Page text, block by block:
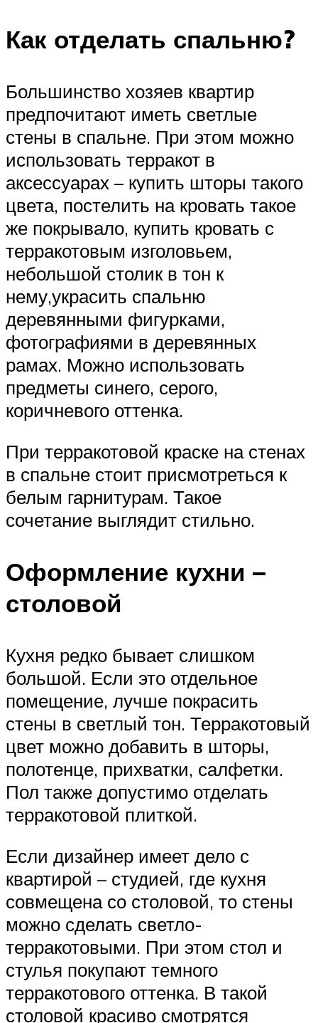
Как отделать спальню?
Большинство хозяев квартир
предпочитают иметь светлые
стены в спальне. При этом можно
использовать терракот в
аксессуарах – купить шторы такого
цвета, постелить на кровать такое
же покрывало, купить кровать с
терракотовым изголовьем,
небольшой столик в тон к
нему,украсить спальню
деревянными фигурками,
фотографиями в деревянных
рамах. Можно использовать
предметы синего, серого,
коричневого оттенка.
При терракотовой краске на стенах
в спальне стоит присмотреться к
белым гарнитурам. Такое
сочетание выглядит стильно.
Оформление кухни –
столовой
Кухня редко бывает слишком
большой. Если это отдельное
помещение, лучше покрасить
стены в светлый тон. Терракотовый
цвет можно добавить в шторы,
полотенце, прихватки, салфетки.
Пол также допустимо отделать
терракотовой плиткой.
Если дизайнер имеет дело с
квартирой – студией, где кухня
совмещена со столовой, то стены
можно сделать светло-
терракотовыми. При этом стол и
стулья покупают темного
терракотового оттенка. В такой
столовой красиво смотрятся